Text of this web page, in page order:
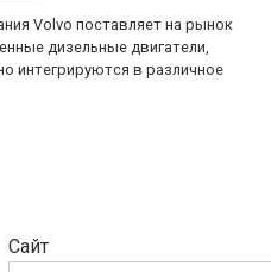
Volvo поставляет на рынок
дизельные двигатели,
интегрируются в различное
Сайт